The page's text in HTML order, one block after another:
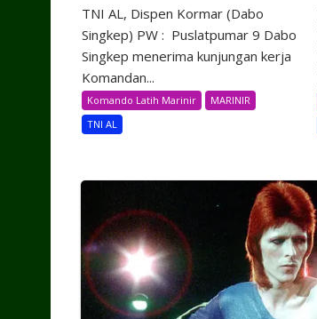
TNI AL, Dispen Kormar (Dabo
Singkep) PW : Puslatpumar 9 Dabo
Singkep menerima kunjungan kerja
Komandan...
Komando Latih Marinir
MARINIR
TNI AL